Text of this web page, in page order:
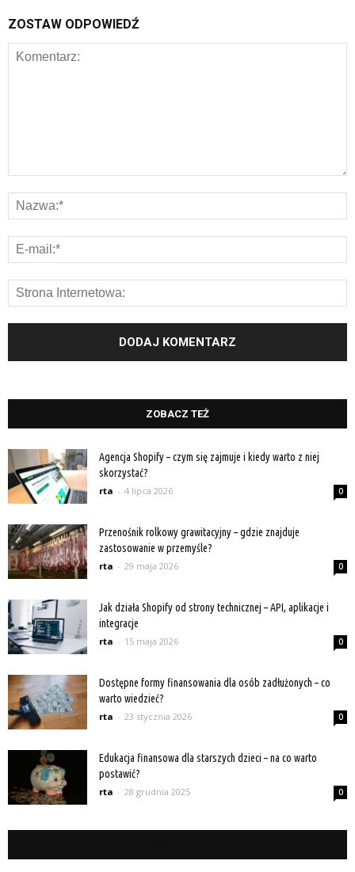
ZOSTAW ODPOWIEDŹ
ZOBACZ TEŻ
Agencja Shopify – czym się zajmuje i kiedy warto z niej
skorzystać?
rta - 4 lipca 2026 0
Przenośnik rolkowy grawitacyjny – gdzie znajduje
zastosowanie w przemyśle?
rta - 29 maja 2026 0
Jak działa Shopify od strony technicznej – API, aplikacje i
integracje
rta - 15 maja 2026 0
Dostępne formy finansowania dla osób zadłużonych – co
warto wiedzieć?
rta - 23 stycznia 2026 0
Edukacja finansowa dla starszych dzieci – na co warto
postawić?
rta - 28 grudnia 2025 0